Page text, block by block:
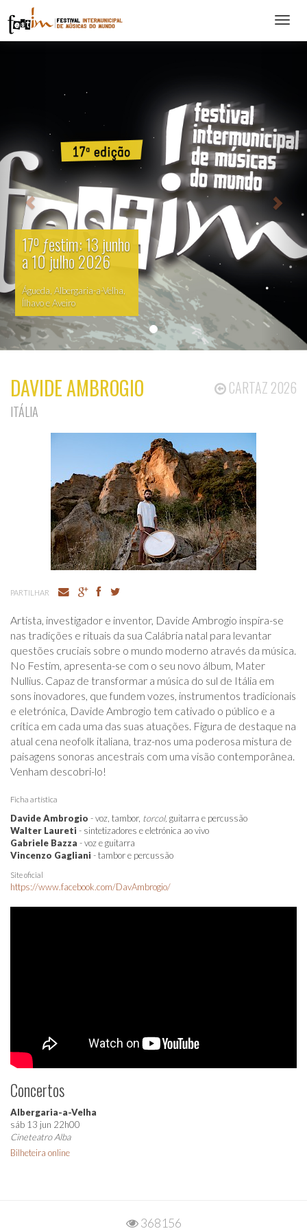
Abrir
17º ƒestim: 13 junho
a 10 julho 2026
Águeda, Albergaria-a-Velha,
Ílhavo e Aveiro
CARTAZ 2026
DAVIDE AMBROGIO
ITÁLIA
PARTILHAR
Artista, investigador e inventor, Davide Ambrogio inspira-se
nas tradições e rituais da sua Calábria natal para levantar
questões cruciais sobre o mundo moderno através da música.
No Festim, apresenta-se com o seu novo álbum, Mater
Nullius. Capaz de transformar a música do sul de Itália em
sons inovadores, que fundem vozes, instrumentos tradicionais
e eletrónica, Davide Ambrogio tem cativado o público e a
crítica em cada uma das suas atuações. Figura de destaque na
atual cena neofolk italiana, traz-nos uma poderosa mistura de
paisagens sonoras ancestrais com uma visão contemporânea.
Venham descobri-lo!
Ficha artística
Davide Ambrogio -voz, tambor, torcol, guitarra e percussão
Walter Laureti - sintetizadores e eletrónica ao vivo
Gabriele Bazza - voz e guitarra
Vincenzo Gagliani - tambor e percussão
Site oficial
https://www.facebook.com/DavAmbrogio/
Concertos
Albergaria-a-Velha
sáb 13 jun 22h00
Cineteatro Alba
Bilheteira online
368156